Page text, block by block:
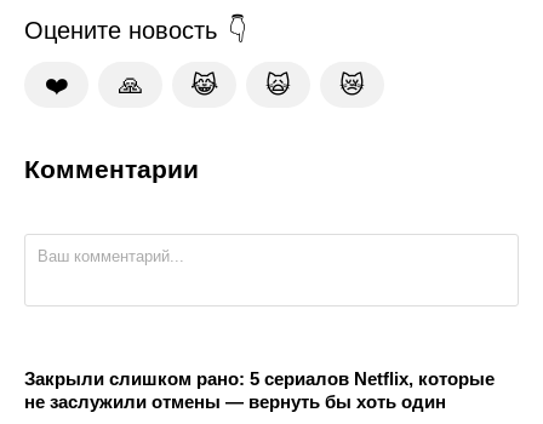
Оцените новость
❤️ 🙏 😹 🙀 😿
Комментарии
Закрыли слишком рано: 5 сериалов Netflix, которые
не заслужили отмены — вернуть бы хоть один